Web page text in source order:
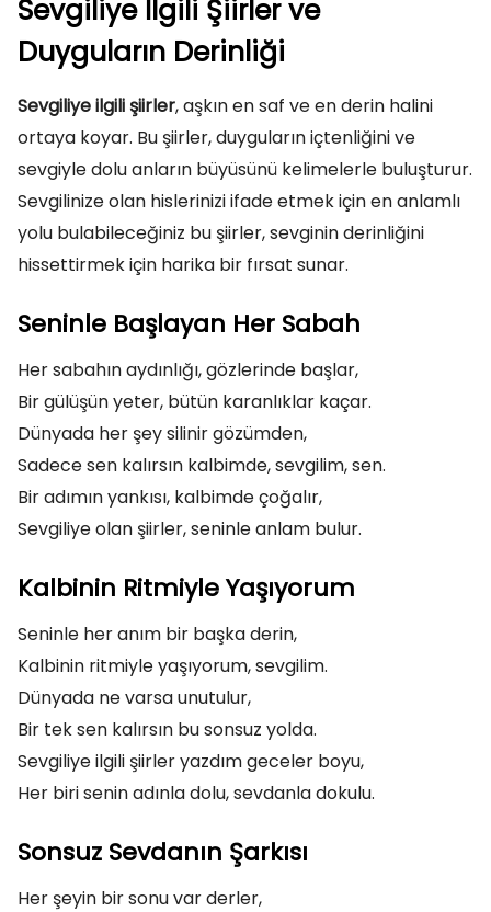
Sevgiliye İlgili Şiirler ve
Duyguların Derinliği
Sevgiliye ilgili şiirler, aşkın en saf ve en derin halini
ortaya koyar. Bu şiirler, duyguların içtenliğini ve
sevgiyle dolu anların büyüsünü kelimelerle buluşturur.
Sevgilinize olan hislerinizi ifade etmek için en anlamlı
yolu bulabileceğiniz bu şiirler, sevginin derinliğini
hissettirmek için harika bir fırsat sunar.
Seninle Başlayan Her Sabah
Her sabahın aydınlığı, gözlerinde başlar,
Bir gülüşün yeter, bütün karanlıklar kaçar.
Dünyada her şey silinir gözümden,
Sadece sen kalırsın kalbimde, sevgilim, sen.
Bir adımın yankısı, kalbimde çoğalır,
Sevgiliye olan şiirler, seninle anlam bulur.
Kalbinin Ritmiyle Yaşıyorum
Seninle her anım bir başka derin,
Kalbinin ritmiyle yaşıyorum, sevgilim.
Dünyada ne varsa unutulur,
Bir tek sen kalırsın bu sonsuz yolda.
Sevgiliye ilgili şiirler yazdım geceler boyu,
Her biri senin adınla dolu, sevdanla dokulu.
Sonsuz Sevdanın Şarkısı
Her şeyin bir sonu var derler,